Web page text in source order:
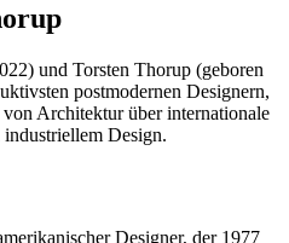
und Torsten Thorup (geboren
postmodernen Designern,
Architektur über internationale
Design.
Designer, der 1977